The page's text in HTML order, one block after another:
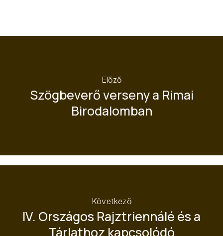
Előző
Szögbeverő verseny a Rimai
Birodalomban
Következő
IV. Országos Rajztriennálé és a
Tárlathoz kapcsolódó